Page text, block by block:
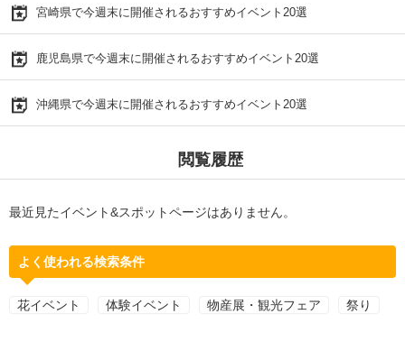
宮崎県で今週末に開催されるおすすめイベント20選
鹿児島県で今週末に開催されるおすすめイベント20選
沖縄県で今週末に開催されるおすすめイベント20選
閲覧履歴
最近見たイベント&スポットページはありません。
よく使われる検索条件
花イベント 体験イベント 物産展・観光フェア 祭り